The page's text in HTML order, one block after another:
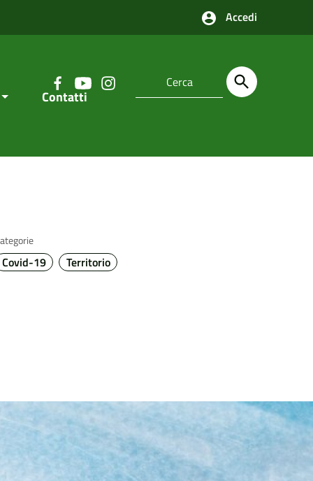
Accedi
Contatti
Covid-19 Territorio